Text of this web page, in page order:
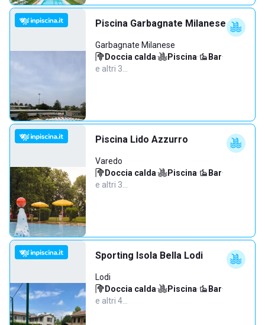
Piscina Garbagnate Milanese
Garbagnate Milanese
Doccia calda· Piscina· Bar·
e altri 3…
Piscina Lido Azzurro
Varedo
Doccia calda· Piscina· Bar·
e altri 3…
Sporting Isola Bella Lodi
Lodi
Doccia calda· Piscina· Bar·
e altri 4…